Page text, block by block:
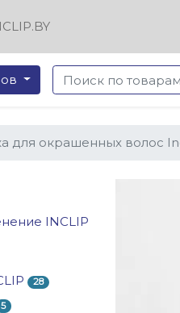
для окрашенных волос
INCLIP
28
5